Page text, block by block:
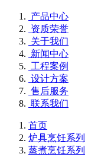
产品中心
资质荣誉
关于我们
新闻中心
工程案例
设计方案
售后服务
联系我们
首页
炉具烹饪系列
蒸煮烹饪系列